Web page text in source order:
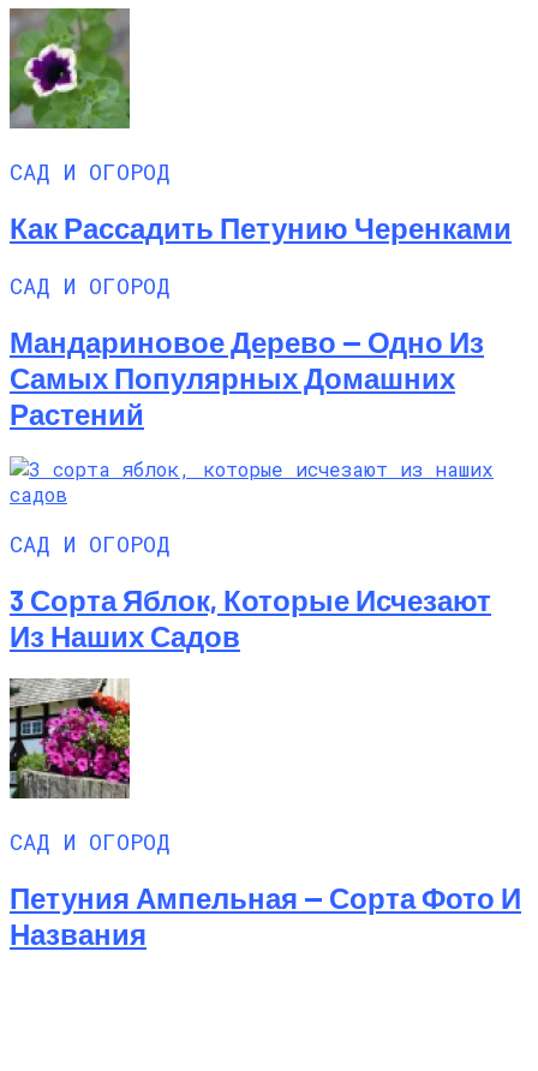
САД И ОГОРОД
Как Рассадить Петунию Черенками
САД И ОГОРОД
Мандариновое Дерево — Одно Из
Самых Популярных Домашних
Растений
САД И ОГОРОД
3 Сорта Яблок, Которые Исчезают
Из Наших Садов
САД И ОГОРОД
Петуния Ампельная — Сорта Фото И
Названия